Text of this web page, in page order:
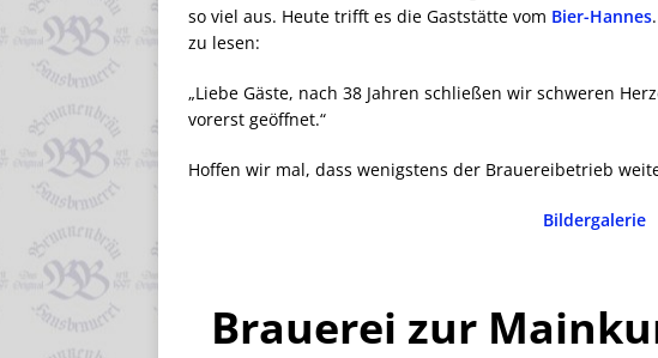
so viel aus. Heute trifft es die Gaststätte vom Bier-Hannes
zu lesen:
„Liebe Gäste, nach 38 Jahren schließen wir schweren
vorerst geöffnet.“
Hoffen wir mal, dass wenigstens der Brauereibetrieb
Bildergalerie
Brauerei zur